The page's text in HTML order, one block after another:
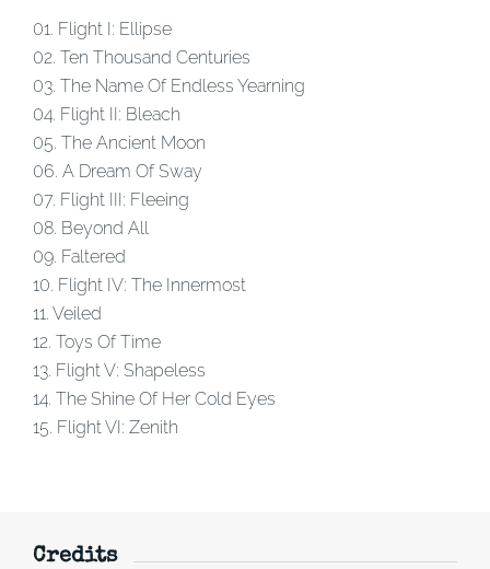
01. Flight I: Ellipse
02. Ten Thousand Centuries
03. The Name Of Endless Yearning
04. Flight II: Bleach
05. The Ancient Moon
06. A Dream Of Sway
07. Flight III: Fleeing
08. Beyond All
09. Faltered
10. Flight IV: The Innermost
11. Veiled
12. Toys Of Time
13. Flight V: Shapeless
14. The Shine Of Her Cold Eyes
15. Flight VI: Zenith
Credits